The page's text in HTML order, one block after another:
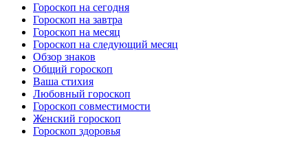
Гороскоп на сегодня
Гороскоп на завтра
Гороскоп на месяц
Гороскоп на следующий месяц
Обзор знаков
Общий гороскоп
Ваша стихия
Любовный гороскоп
Гороскоп совместимости
Женский гороскоп
Гороскоп здоровья